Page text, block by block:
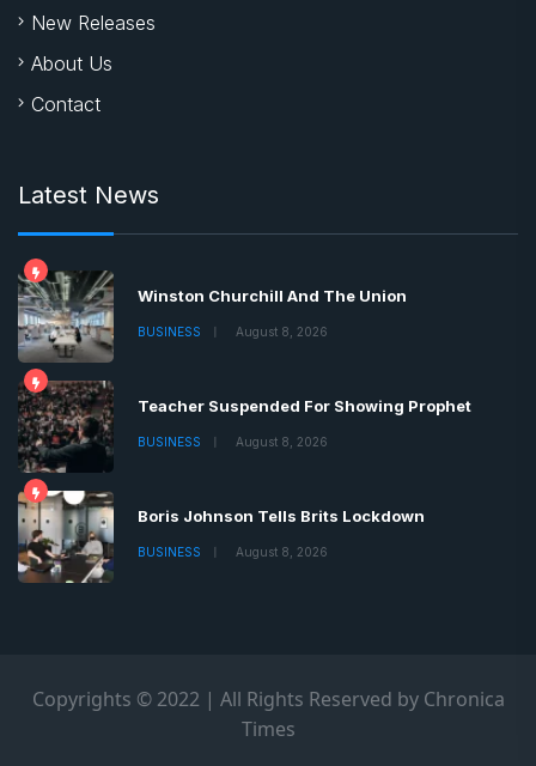
New Releases
About Us
Contact
Latest News
Winston Churchill And The Union
BUSINESS August 8, 2026
Teacher Suspended For Showing Prophet
BUSINESS August 8, 2026
Boris Johnson Tells Brits Lockdown
BUSINESS August 8, 2026
Copyrights © 2022 | All Rights Reserved by Chronica
Times